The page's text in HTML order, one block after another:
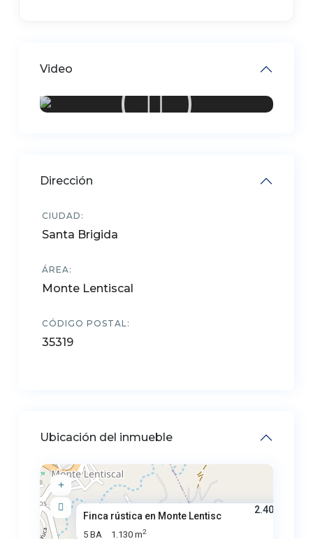
Video
Dirección
CIUDAD:
Santa Brigida
ÁREA:
Monte Lentiscal
CÓDIGO POSTAL:
35319
Ubicación del inmueble
Finca rústica en Monte Lentisc
2.400.000 €
5 BA 1.130 m2